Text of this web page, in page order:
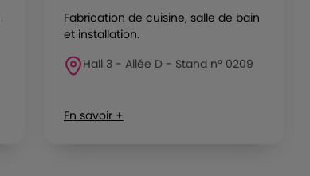
Fabrication de cuisine, salle de bain
et installation.
Hall 3 - Allée D - Stand n° 0209
En savoir +